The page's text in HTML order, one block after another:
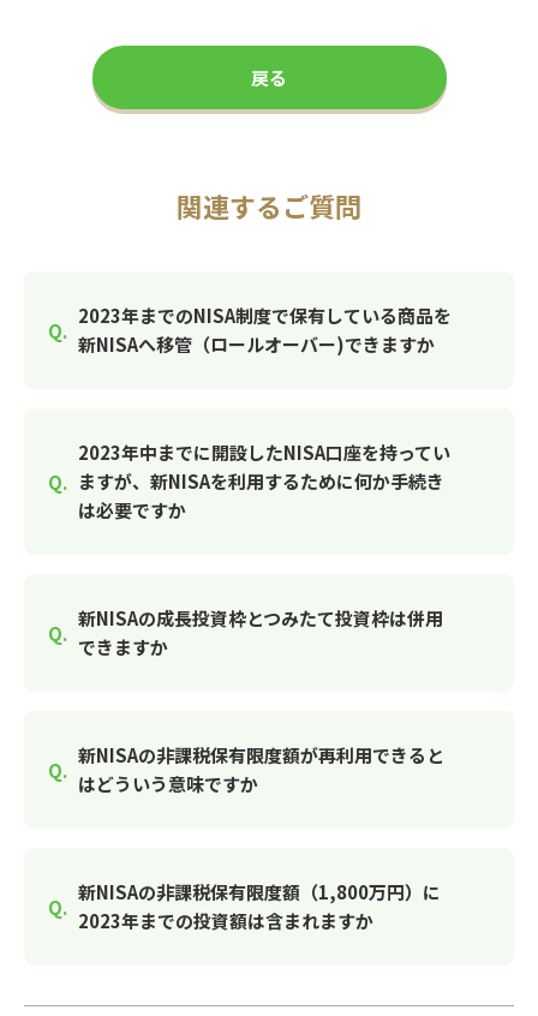
戻る
関連するご質問
2023年までのNISA制度で保有している商品を
新NISAへ移管（ロールオーバー)できますか
2023年中までに開設したNISA口座を持ってい
ますが、新NISAを利用するために何か手続き
は必要ですか
新NISAの成長投資枠とつみたて投資枠は併用
できますか
新NISAの非課税保有限度額が再利用できると
はどういう意味ですか
新NISAの非課税保有限度額（1,800万円）に
2023年までの投資額は含まれますか